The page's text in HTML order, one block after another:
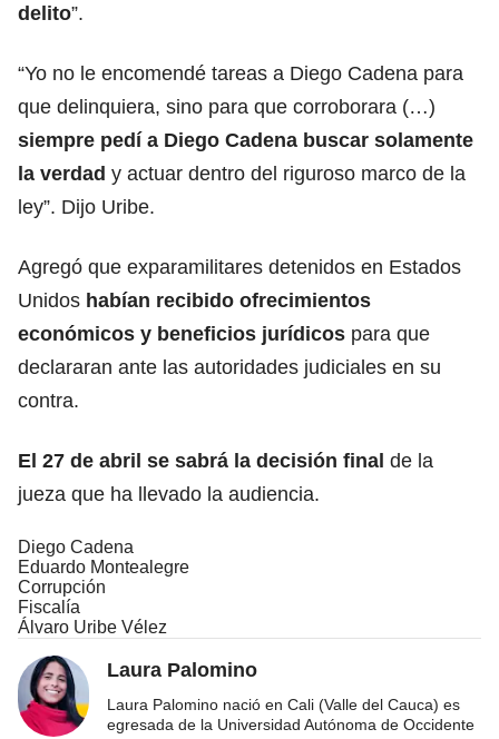
delito”.
“Yo no le encomendé tareas a Diego Cadena para
que delinquiera, sino para que corroborara (…)
siempre pedí a Diego Cadena buscar solamente
la verdad y actuar dentro del riguroso marco de la
ley”. Dijo Uribe.
Agregó que exparamilitares detenidos en Estados
Unidos habían recibido ofrecimientos
económicos y beneficios jurídicos para que
declararan ante las autoridades judiciales en su
contra.
El 27 de abril se sabrá la decisión final de la
jueza que ha llevado la audiencia.
Diego Cadena
Eduardo Montealegre
Corrupción
Fiscalía
Álvaro Uribe Vélez
Laura Palomino
Laura Palomino nació en Cali (Valle del Cauca) es
egresada de la Universidad Autónoma de Occidente